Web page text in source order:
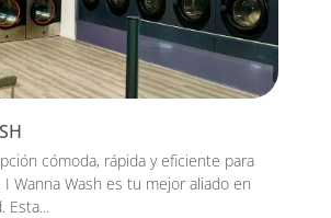
cómoda, rápida y eficiente para
Wanna Wash es tu mejor aliado en